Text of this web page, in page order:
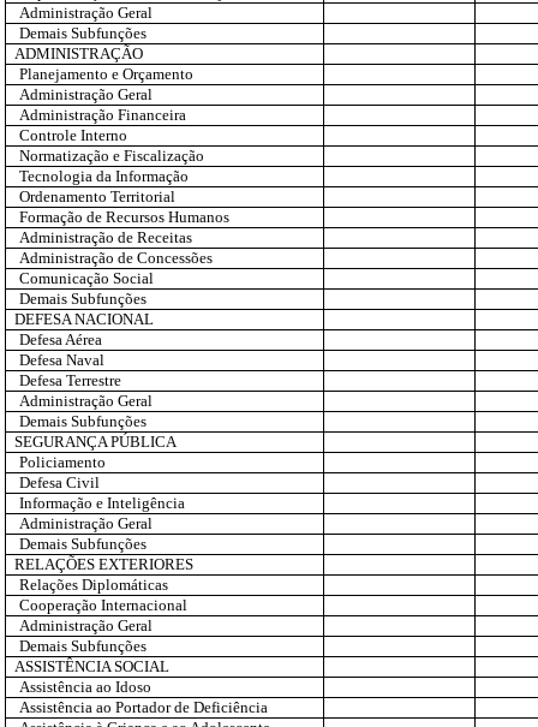
Administração Geral
Demais Subfunções
ADMINISTRAÇÃO
Planejamento e Orçamento
Administração Geral
Administração Financeira
Controle Interno
Normatização e Fiscalização
Tecnologia da Informação
Ordenamento Territorial
Formação de Recursos Humanos
Administração de Receitas
Administração de Concessões
Comunicação Social
Demais Subfunções
DEFESA NACIONAL
Defesa Aérea
Defesa Naval
Defesa Terrestre
Administração Geral
Demais Subfunções
SEGURANÇA PÚBLICA
Policiamento
Defesa Civil
Informação e Inteligência
Administração Geral
Demais Subfunções
RELAÇÕES EXTERIORES
Relações Diplomáticas
Cooperação Internacional
Administração Geral
Demais Subfunções
ASSISTÊNCIA SOCIAL
Assistência ao Idoso
Assistência ao Portador de Deficiência